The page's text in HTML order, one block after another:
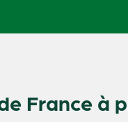
France à